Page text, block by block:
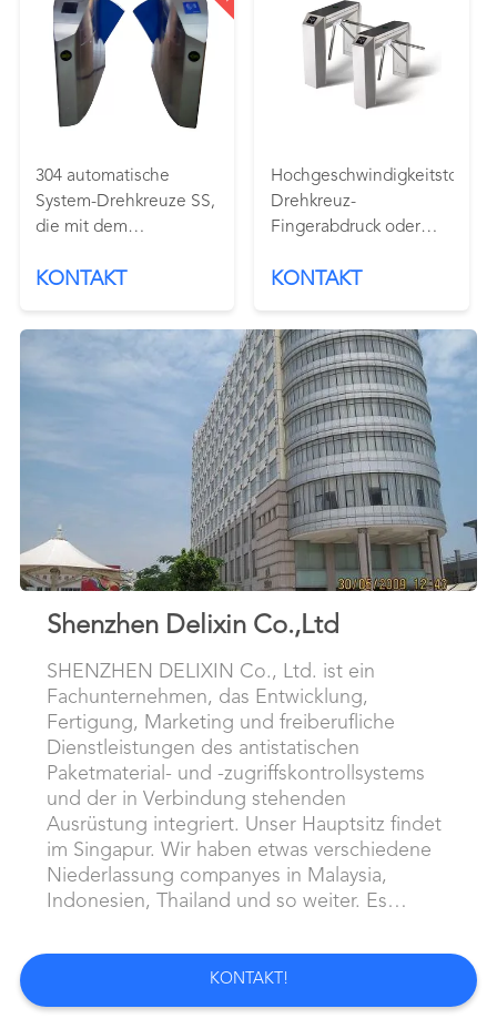
TRETEN
UNS
FORDERN
NACHRICHTEN
304 automatische
System-Drehkreuze SS,
die mit dem
polieren
KONTAKT
Hochgeschwindigkeitstor-
Drehkreuz-
Fingerabdruck oder
Leser-304
KONTAKT
Shenzhen Delixin Co.,Ltd
SHENZHEN DELIXIN Co., Ltd. ist ein
Fachunternehmen, das Entwicklung,
Fertigung, Marketing und freiberufliche
Dienstleistungen des antistatischen
Paketmaterial- und -zugriffskontrollsystems
und der in Verbindung stehenden
Ausrüstung integriert. Unser Hauptsitz findet
im Singapur. Wir haben etwas verschiedene
Niederlassung companyes in Malaysia,
Indonesien, Thailand und so weiter. Es
Service als Ganzes. Seit seinem gegründet
hat unsere Firma immer den
Geschäftsgrundsatz „Qualität ist zuerst
KONTAKT!